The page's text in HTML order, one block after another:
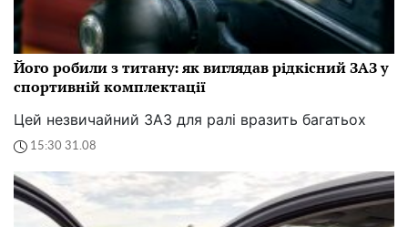
Його робили з титану: як виглядав рідкісний ЗАЗ у
спортивній комплектації
Цей незвичайний ЗАЗ для ралі вразить багатьох
15:30 31.08